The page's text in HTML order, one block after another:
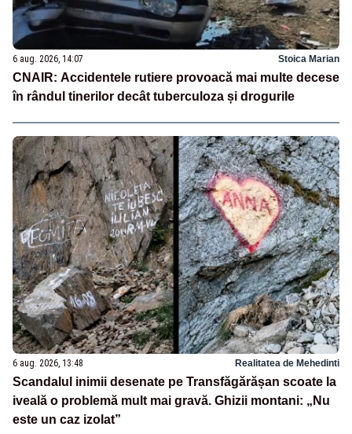
6 aug. 2026, 14:07 Stoica Marian
CNAIR: Accidentele rutiere provoacă mai multe decese
în rândul tinerilor decât tuberculoza și drogurile
6 aug. 2026, 13:48 Realitatea de Mehedinti
Scandalul inimii desenate pe Transfăgărășan scoate la
iveală o problemă mult mai gravă. Ghizii montani: „Nu
este un caz izolat”